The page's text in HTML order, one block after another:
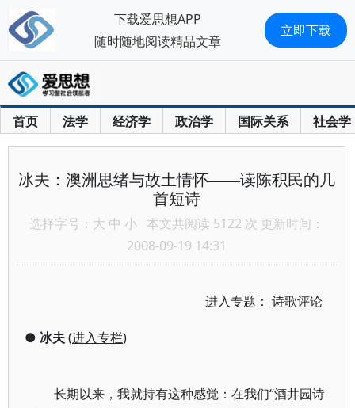
首页 法学 经济学 政治学 国际关系 社会学
冰夫：澳洲思绪与故土情怀——读陈积民的几
首短诗
选择字号： 大 中 小 本文共阅读 5122 次 更新时间：
2008-09-19 14:31
进入专题：诗歌评论
● 冰夫(进入专栏)
长期以来，我就持有这种感觉：在我们“酒井园诗
下载爱思想APP
随时随地阅读精品文章
立即下载